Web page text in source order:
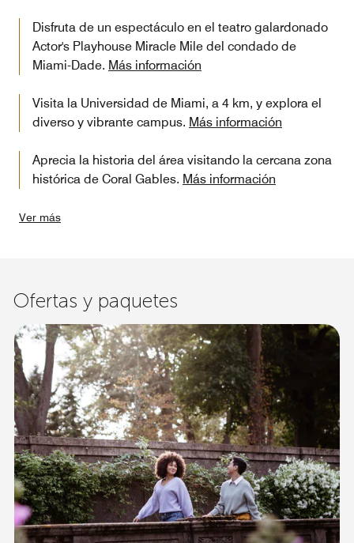
Disfruta de un espectáculo en el teatro galardonado
Actor's Playhouse Miracle Mile del condado de
Miami-Dade. Más información
Visita la Universidad de Miami, a 4 km, y explora el
diverso y vibrante campus. Más información
Aprecia la historia del área visitando la cercana zona
histórica de Coral Gables. Más información
Ver más
Ofertas y paquetes